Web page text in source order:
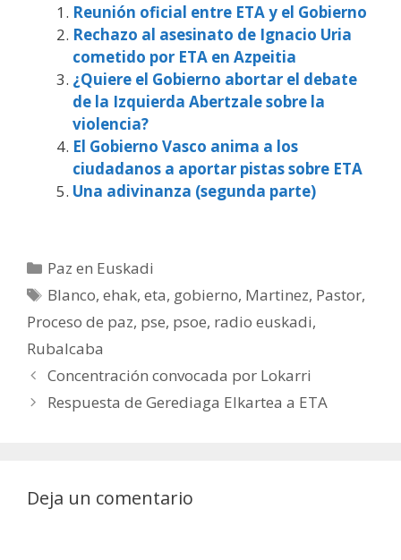
Reunión oficial entre ETA y el Gobierno
Rechazo al asesinato de Ignacio Uria
cometido por ETA en Azpeitia
¿Quiere el Gobierno abortar el debate
de la Izquierda Abertzale sobre la
violencia?
El Gobierno Vasco anima a los
ciudadanos a aportar pistas sobre ETA
Una adivinanza (segunda parte)
Categorías
Paz en Euskadi
Etiquetas
Blanco,ehak,eta, gobierno, Martinez, Pastor,
Proceso de paz, pse, psoe, radio euskadi,
Rubalcaba
Concentración convocada por Lokarri
Respuesta de Gerediaga Elkartea a ETA
Deja un comentario